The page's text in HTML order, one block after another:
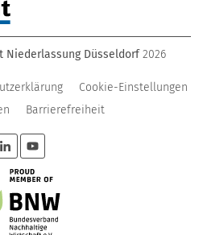
Niederlassung Düsseldorf 2026
Cookie-Einstellungen
Barrierefreiheit